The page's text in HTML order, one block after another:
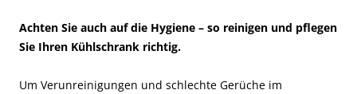
Achten Sie auch auf die Hygiene – so reinigen und pflegen
Sie Ihren Kühlschrank richtig.
Um Verunreinigungen und schlechte Gerüche im